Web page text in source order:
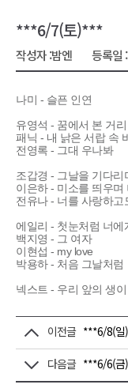
***6/7(토)***
작성자 :밤엔 등록일 :
나미 - 슬픈 인연
유영석 - 꿈에서 본 거리
패닉 - 내 낡은 서랍 속
전영록 - 그대 우나봐
조갑경 - 그날을 기다리
이은하 - 미소를 띄우며
전유나 - 너를 사랑하고
에일리 - 첫눈처럼 너에
백지영 - 그 여자
이현섭 - my love
박용하 - 처음 그날처럼
넥스트 - 우리 앞의 생
이전글 ***6/8(
다음글 ***6/6(